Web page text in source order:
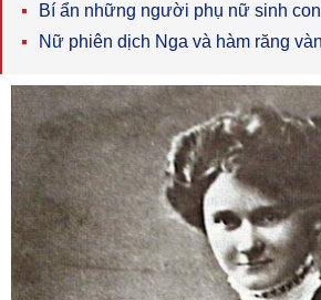
Bí ẩn những người phụ nữ sinh
Nữ phiên dịch Nga và hàm răng